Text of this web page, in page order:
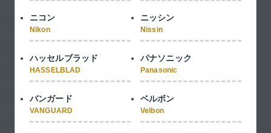
ニコン
Nikon
ニッシン
Nissin
ハッセルブラッド
HASSELBLAD
パナソニック
Panasonic
バンガード
VANGUARD
ベルボン
Velbon